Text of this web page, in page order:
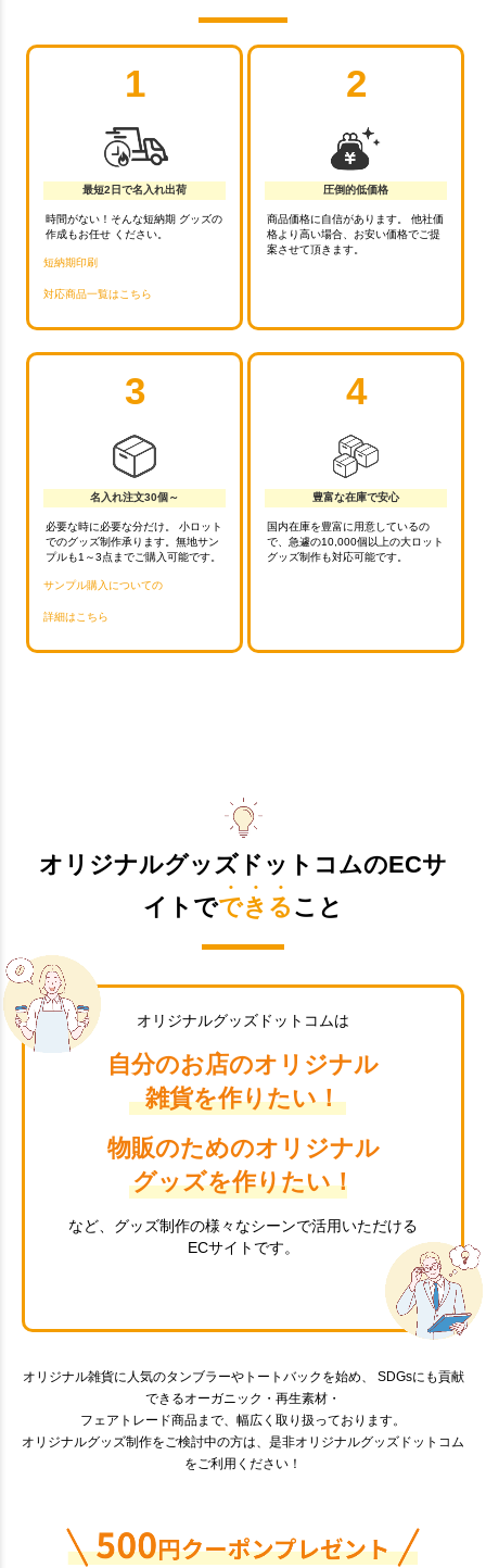
1
最短2日で名入れ出荷
時間がない！そんな短納期 グッズの
作成もお任せ ください。
短納期印刷
対応商品一覧はこちら
2
圧倒的低価格
商品価格に自信があります。 他社価
格より高い場合、お安い価格でご提
案させて頂きます。
3
名入れ注文30個～
必要な時に必要な分だけ。 小ロット
でのグッズ制作承ります。無地サン
プルも1～3点までご購入可能です。
サンプル購入についての
詳細はこちら
4
豊富な在庫で安心
国内在庫を豊富に用意しているの
で、急遽の10,000個以上の大ロット
グッズ制作も対応可能です。
オリジナルグッズドットコムのECサ
イトでできる こと
オリジナルグッズドットコムは
自分のお店のオリジナル
雑貨を作りたい！
物販のためのオリジナル
グッズを作りたい！
など、グッズ制作の様々なシーンで活用いただける
ECサイトです。
オリジナル雑貨に人気のタンブラーやトートバックを始め、 SDGsにも貢献
できるオーガニック・再生素材・
フェアトレード商品まで、幅広く取り扱っております。
オリジナルグッズ制作をご検討中の方は、是非オリジナルグッズドットコム
をご利用ください！